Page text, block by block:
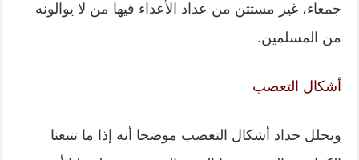
جمعاء، غير مستثن من عداد الأعداء فيها من لا يوالونه
من المسلمين.
أشكال التعصب
ويحلل حداد أشكال التعصب موضحا أنه إذا ما تتبعنا